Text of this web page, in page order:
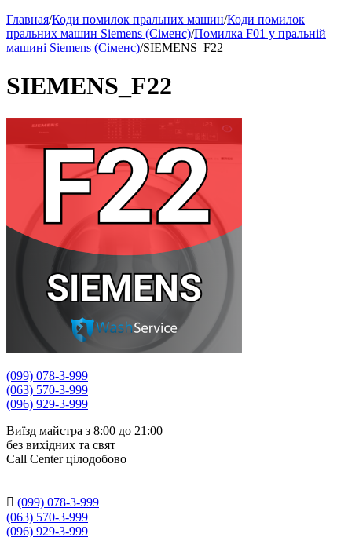
Главная/Коди помилок пральних машин/Коди помилок
пральних машин Siemens (Сіменс)/Помилка F01 у пральній
машині Siemens (Сіменс)/SIEMENS_F22
SIEMENS_F22
(099) 078-3-999
(063) 570-3-999
(096) 929-3-999
Виїзд майстра з 8:00 до 21:00
без вихідних та свят
Сall Сenter цілодобово
 (099) 078-3-999
(063) 570-3-999
(096) 929-3-999